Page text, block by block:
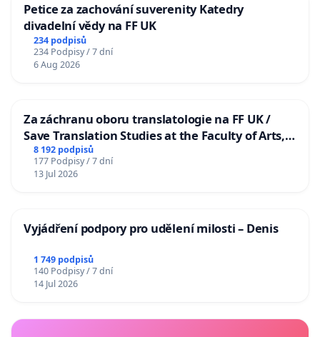
Petice za zachování suverenity Katedry
divadelní vědy na FF UK
234 podpisů
234 Podpisy / 7 dní
6 Aug 2026
Za záchranu oboru translatologie na FF UK /
Save Translation Studies at the Faculty of Arts,
Charles University
8 192 podpisů
177 Podpisy / 7 dní
13 Jul 2026
Vyjádření podpory pro udělení milosti – Denis
1 749 podpisů
140 Podpisy / 7 dní
14 Jul 2026